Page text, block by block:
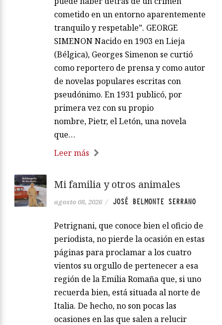
cometido en un entorno aparentemente
tranquilo y respetable”. GEORGE
SIMENON Nacido en 1903 en Lieja
(Bélgica), Georges Simenon se curtió
como reportero de prensa y como autor
de novelas populares escritas con
pseudónimo. En 1931 publicó, por
primera vez con su propio
nombre, Pietr, el Letón, una novela
que…
Leer más
Mi familia y otros animales
agosto 08, 2026 / JOSÉ BELMONTE SERRANO
Petrignani, que conoce bien el oficio de
periodista, no pierde la ocasión en estas
páginas para proclamar a los cuatro
vientos su orgullo de pertenecer a esa
región de la Emilia Romaña que, si uno
recuerda bien, está situada al norte de
Italia. De hecho, no son pocas las
ocasiones en las que salen a relucir